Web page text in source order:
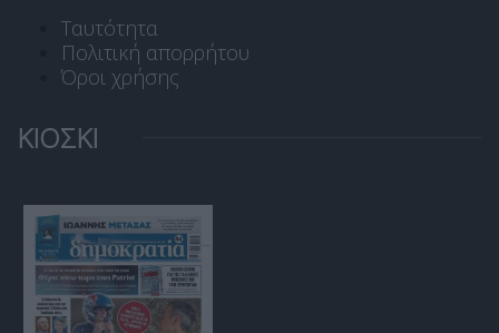
Ταυτότητα
Πολιτική απορρήτου
Όροι χρήσης
ΚΙΟΣΚΙ